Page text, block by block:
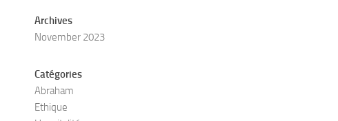
Archives
November 2023
Catégories
Abraham
Ethique